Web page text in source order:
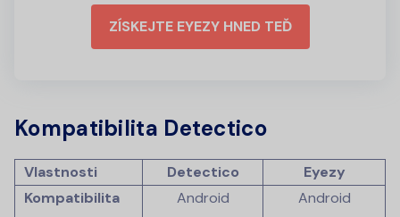
ZÍSKEJTE EYEZY HNED TEĎ
Kompatibilita Detectico
Vlastnosti Detectico
Eyezy
Kompatibilita
Android
Android